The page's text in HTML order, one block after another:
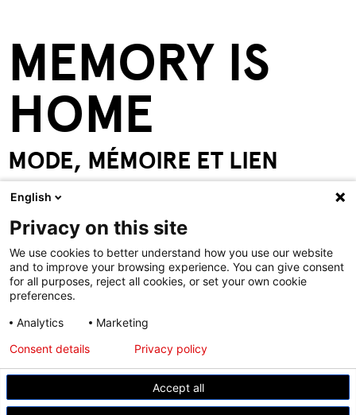
MEMORY IS
HOME
MODE, MÉMOIRE ET LIEN
Partager:
Votre visite
Les expos
English
Privacy on this site
We use cookies to better understand how you use our website
and to improve your browsing experience. You can give consent
for all purposes, reject all cookies, or set your own cookie
preferences.
Analytics
Marketing
Accept all
Consent details Privacy policy